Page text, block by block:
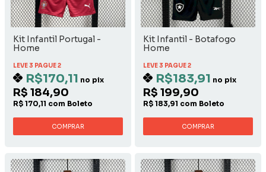
Kit Infantil Portugal -
Home
LEVE 3 PAGUE 2
R$170,11 no pix
R$ 184,90
R$ 170,11 com Boleto
COMPRAR
Kit Infantil - Botafogo
Home
LEVE 3 PAGUE 2
R$183,91 no pix
R$ 199,90
R$ 183,91 com Boleto
COMPRAR